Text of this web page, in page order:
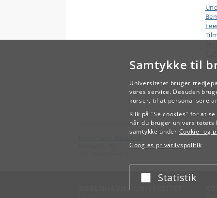
Samtykke til
Universitetet bruger
vores service. Desuden
kurser, til at personalisere
Klik på "Se cookies" for at
når du bruger universitetets
samtykke under Cookie- og
Googles privatlivspolitik
Acceptér eller afslå
Statistik
KØBENHAVNS UNIVERSITET